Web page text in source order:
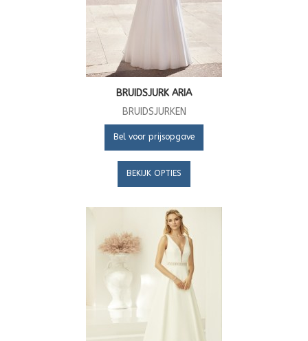
BRUIDSJURK ARIA
BRUIDSJURKEN
Bel voor prijsopgave
BEKIJK OPTIES